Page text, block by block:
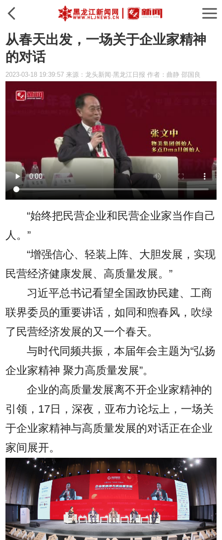
从春天出发，一场关于企业家精神
的对话
2023-03-18 19:39:57 来源：龙头新闻·黑龙江日报 作者：曲静 邵国良
“始终把民营企业和民营企业家当作自己
人。”
“增强信心、轻装上阵、大胆发展，实现
民营经济健康发展、高质量发展。”
习近平总书记看望全国政协民建、工商
联界委员的重要讲话，如同和煦春风，吹绿
了民营经济发展的又一个春天。
与时代同频共振，本届年会主题为“弘扬
企业家精神 聚力高质量发展”。
企业的高质量发展离不开企业家精神的
引领，17日，深夜，亚布力论坛上，一场关
于企业家精神与高质量发展的对话正在企业
家间展开。